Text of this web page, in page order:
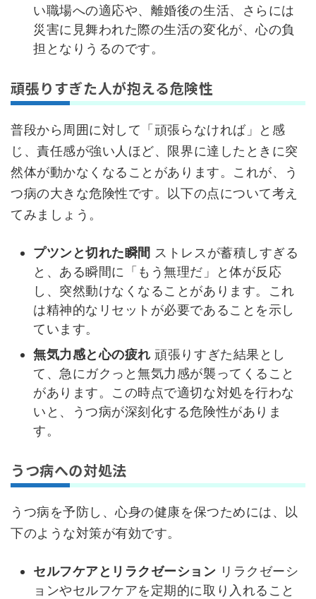
い職場への適応や、離婚後の生活、さらには
災害に見舞われた際の生活の変化が、心の負
担となりうるのです。
頑張りすぎた人が抱える危険性
普段から周囲に対して「頑張らなければ」と感
じ、責任感が強い人ほど、限界に達したときに突
然体が動かなくなることがあります。これが、う
つ病の大きな危険性です。以下の点について考え
てみましょう。
プツンと切れた瞬間 ストレスが蓄積しすぎる
と、ある瞬間に「もう無理だ」と体が反応
し、突然動けなくなることがあります。これ
は精神的なリセットが必要であることを示し
ています。
無気力感と心の疲れ 頑張りすぎた結果とし
て、急にガクっと無気力感が襲ってくること
があります。この時点で適切な対処を行わな
いと、うつ病が深刻化する危険性がありま
す。
うつ病への対処法
うつ病を予防し、心身の健康を保つためには、以
下のような対策が有効です。
セルフケアとリラクゼーション リラクゼーシ
ョンやセルフケアを定期的に取り入れること